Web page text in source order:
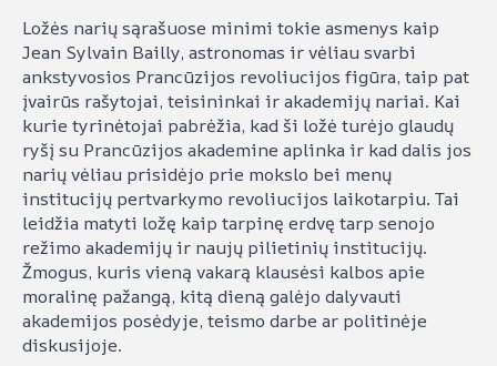
Ložės narių sąrašuose minimi tokie asmenys kaip
Jean Sylvain Bailly, astronomas ir vėliau svarbi
ankstyvosios Prancūzijos revoliucijos figūra, taip pat
įvairūs rašytojai, teisininkai ir akademijų nariai. Kai
kurie tyrinėtojai pabrėžia, kad ši ložė turėjo glaudų
ryšį su Prancūzijos akademine aplinka ir kad dalis jos
narių vėliau prisidėjo prie mokslo bei menų
institucijų pertvarkymo revoliucijos laikotarpiu. Tai
leidžia matyti ložę kaip tarpinę erdvę tarp senojo
režimo akademijų ir naujų pilietinių institucijų.
Žmogus, kuris vieną vakarą klausėsi kalbos apie
moralinę pažangą, kitą dieną galėjo dalyvauti
akademijos posėdyje, teismo darbe ar politinėje
diskusijoje.